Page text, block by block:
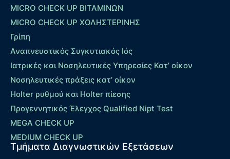
MICRO CHECK UP ΒΙΤΑΜΙΝΩΝ
MICRO CHECK UP ΧΟΛΗΣΤΕΡΙΝΗΣ
Γρίπη
Αναπνευστικός Συγκυτιακός Ιός
Ιατρικές και Νοσηλευτικές Υπηρεσίες Κατ’ οίκον
Νοσηλευτικές πράξεις κατ’ οίκον
Holter ρυθμού και Holter πίεσης
Προγεννητικός Έλεγχος Qualified Nipt Test
MEGA CHECK UP
MEDIUM CHECK UP
Τμήματα Διαγνωστικών Εξετάσεων